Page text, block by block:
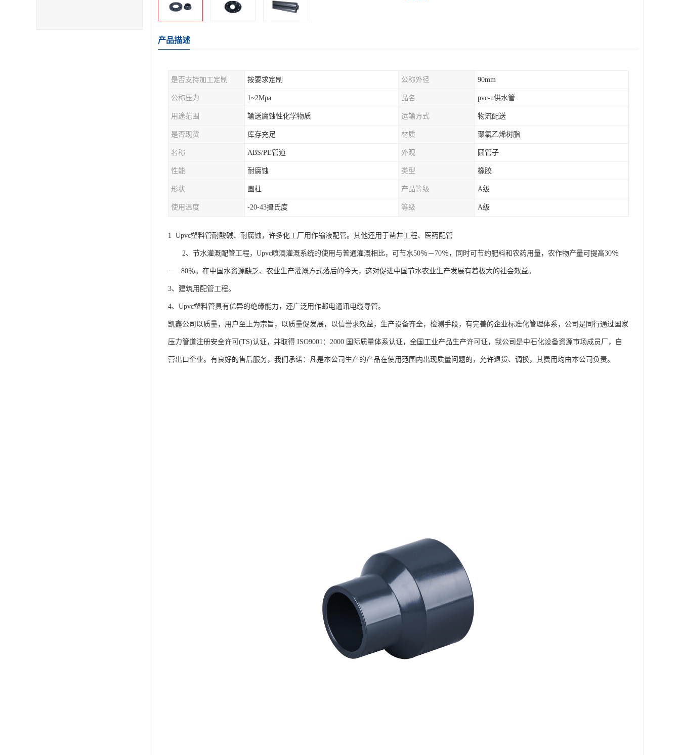
产品描述
是否支持加工定制 按要求定制 公称外径 90mm
公称压力 1~2Mpa 品名 pvc-u供水管
用途范围 输送腐蚀性化学物质 运输方式 物流配送
是否现货 库存充足 材质 聚氯乙烯树脂
名称 ABS/PE管道 外观 圆管子
性能 耐腐蚀 类型 橡胶
形状 圆柱 产品等级 A级
使用温度 -20-43摄氏度 等级 A级
1 Upvc塑料管耐酸碱、耐腐蚀，许多化工厂用作输液配管。其他还用于凿井工程、医药配管
2、节水灌溉配管工程，Upvc喷滴灌溉系统的使用与普通灌溉相比，可节水50％－70％，同时可节约肥料和农药用量，农作物产量可提高30％
－ 80％。在中国水资源缺乏、农业生产灌溉方式落后的今天，这对促进中国节水农业生产发展有着极大的社会效益。
3、建筑用配管工程。
4、Upvc塑料管具有优异的绝缘能力，还广泛用作邮电通讯电缆导管。
凯鑫公司以质量，用户至上为宗旨，以质量促发展，以信誉求效益，生产设备齐全，检测手段，有完善的企业标准化管理体系，公司是同行通过国家
压力管道注册安全许可(TS)认证，并取得 ISO9001：2000 国际质量体系认证，全国工业产品生产许可证，我公司是中石化设备资源市场成员厂，自
营出口企业。有良好的售后服务，我们承诺：凡是本公司生产的产品在使用范围内出现质量问题的，允许退货、调换，其费用均由本公司负责。